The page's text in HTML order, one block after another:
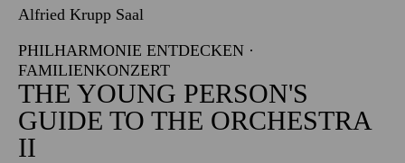
Alfried Krupp Saal
PHILHARMONIE ENTDECKEN ·
FAMILIENKONZERT
THE YOUNG PERSON'S
GUIDE TO THE ORCHESTRA
II